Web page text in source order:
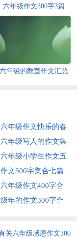
六年级作文300字3篇
六年级的教室作文汇总
六年级作文快乐的春
6篇
六年级写人的作文集
六年级小学生作文五
文300字集合七篇
年级作文400字合
年的作文300字合
关六年级感恩作文300